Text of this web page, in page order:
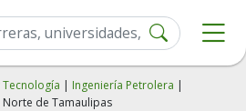
Tecnología | Ingeniería Petrolera |
de Tamaulipas